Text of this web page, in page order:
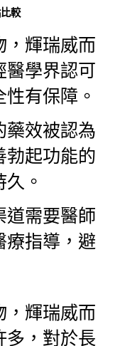
較
，輝瑞威而
學界認可
有保障。
藥效被認為
勃起功能的
。
道需要醫師
療指導，避
，輝瑞威而
多，對於長